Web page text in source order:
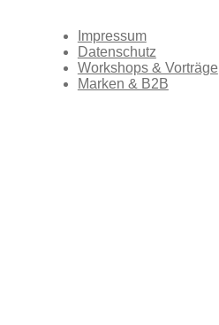
Impressum
Datenschutz
Workshops & Vorträge
Marken & B2B